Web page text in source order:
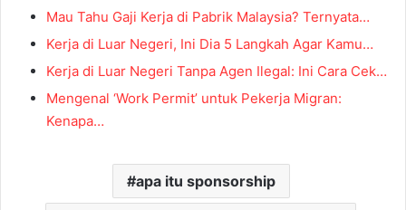
Mau Tahu Gaji Kerja di Pabrik Malaysia? Ternyata…
Kerja di Luar Negeri, Ini Dia 5 Langkah Agar Kamu…
Kerja di Luar Negeri Tanpa Agen Ilegal: Ini Cara Cek…
Mengenal ‘Work Permit’ untuk Pekerja Migran:
Kenapa…
apa itu sponsorship